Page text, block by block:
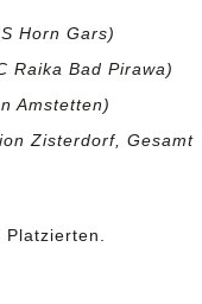
Horn Gars)
Raika Bad Pirawa)
Amstetten)
Zisterdorf, Gesamt